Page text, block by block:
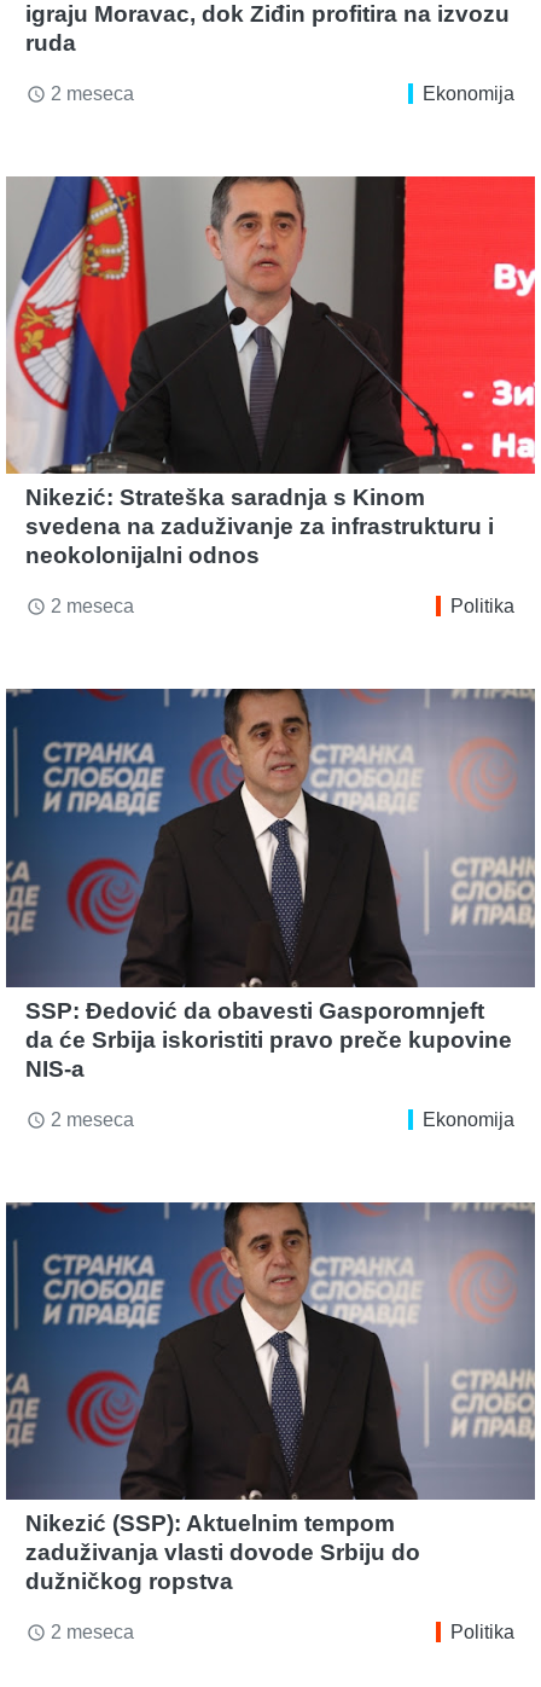
igraju Moravac, dok Ziđin profitira na izvozu
ruda
access_time 2 meseca Ekonomija
Nikezić: Strateška saradnja s Kinom
svedena na zaduživanje za infrastrukturu i
neokolonijalni odnos
access_time 2 meseca Politika
SSP: Đedović da obavesti Gasporomnjeft
da će Srbija iskoristiti pravo preče kupovine
NIS-a
access_time 2 meseca Ekonomija
Nikezić (SSP): Aktuelnim tempom
zaduživanja vlasti dovode Srbiju do
dužničkog ropstva
access_time 2 meseca Politika